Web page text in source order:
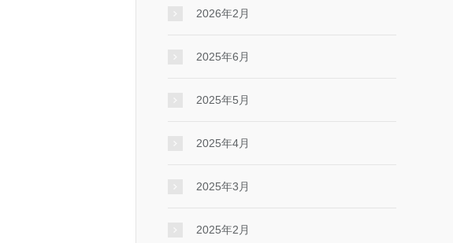
2026年2月
2025年6月
2025年5月
2025年4月
2025年3月
2025年2月